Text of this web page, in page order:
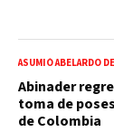
ASUMIÓ ABELARDO
Abinader
toma de
de Colombia